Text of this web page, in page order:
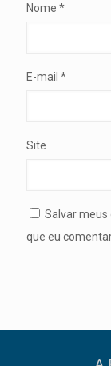
Nome *
E-mail *
Site
Salvar meus
que eu